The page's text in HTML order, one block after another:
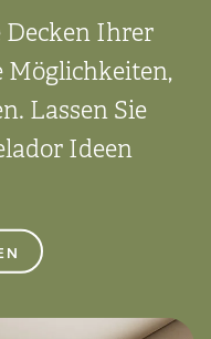
Decken Ihrer
Möglich­keiten,
Lassen Sie
Ideen